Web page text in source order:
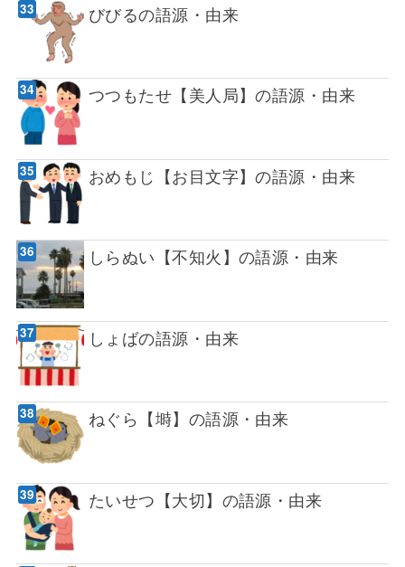
びびるの語源・由来
つつもたせ【美人局】の語源・由来
おめもじ【お目文字】の語源・由来
しらぬい【不知火】の語源・由来
しょばの語源・由来
ねぐら【塒】の語源・由来
たいせつ【大切】の語源・由来